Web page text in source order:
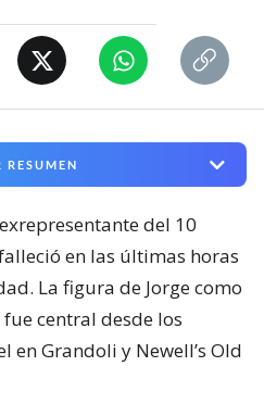
RESUMEN
del 10
en las últimas horas
La figura de Jorge como
central desde los
en Grandoli y Newell’s Old